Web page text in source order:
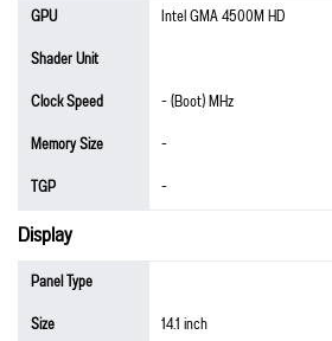
GPU
Intel GMA 4500M HD
Shader Unit
Clock Speed
- (Boot) MHz
Memory Size
-
TGP
-
Display
Panel Type
Size
14.1 inch